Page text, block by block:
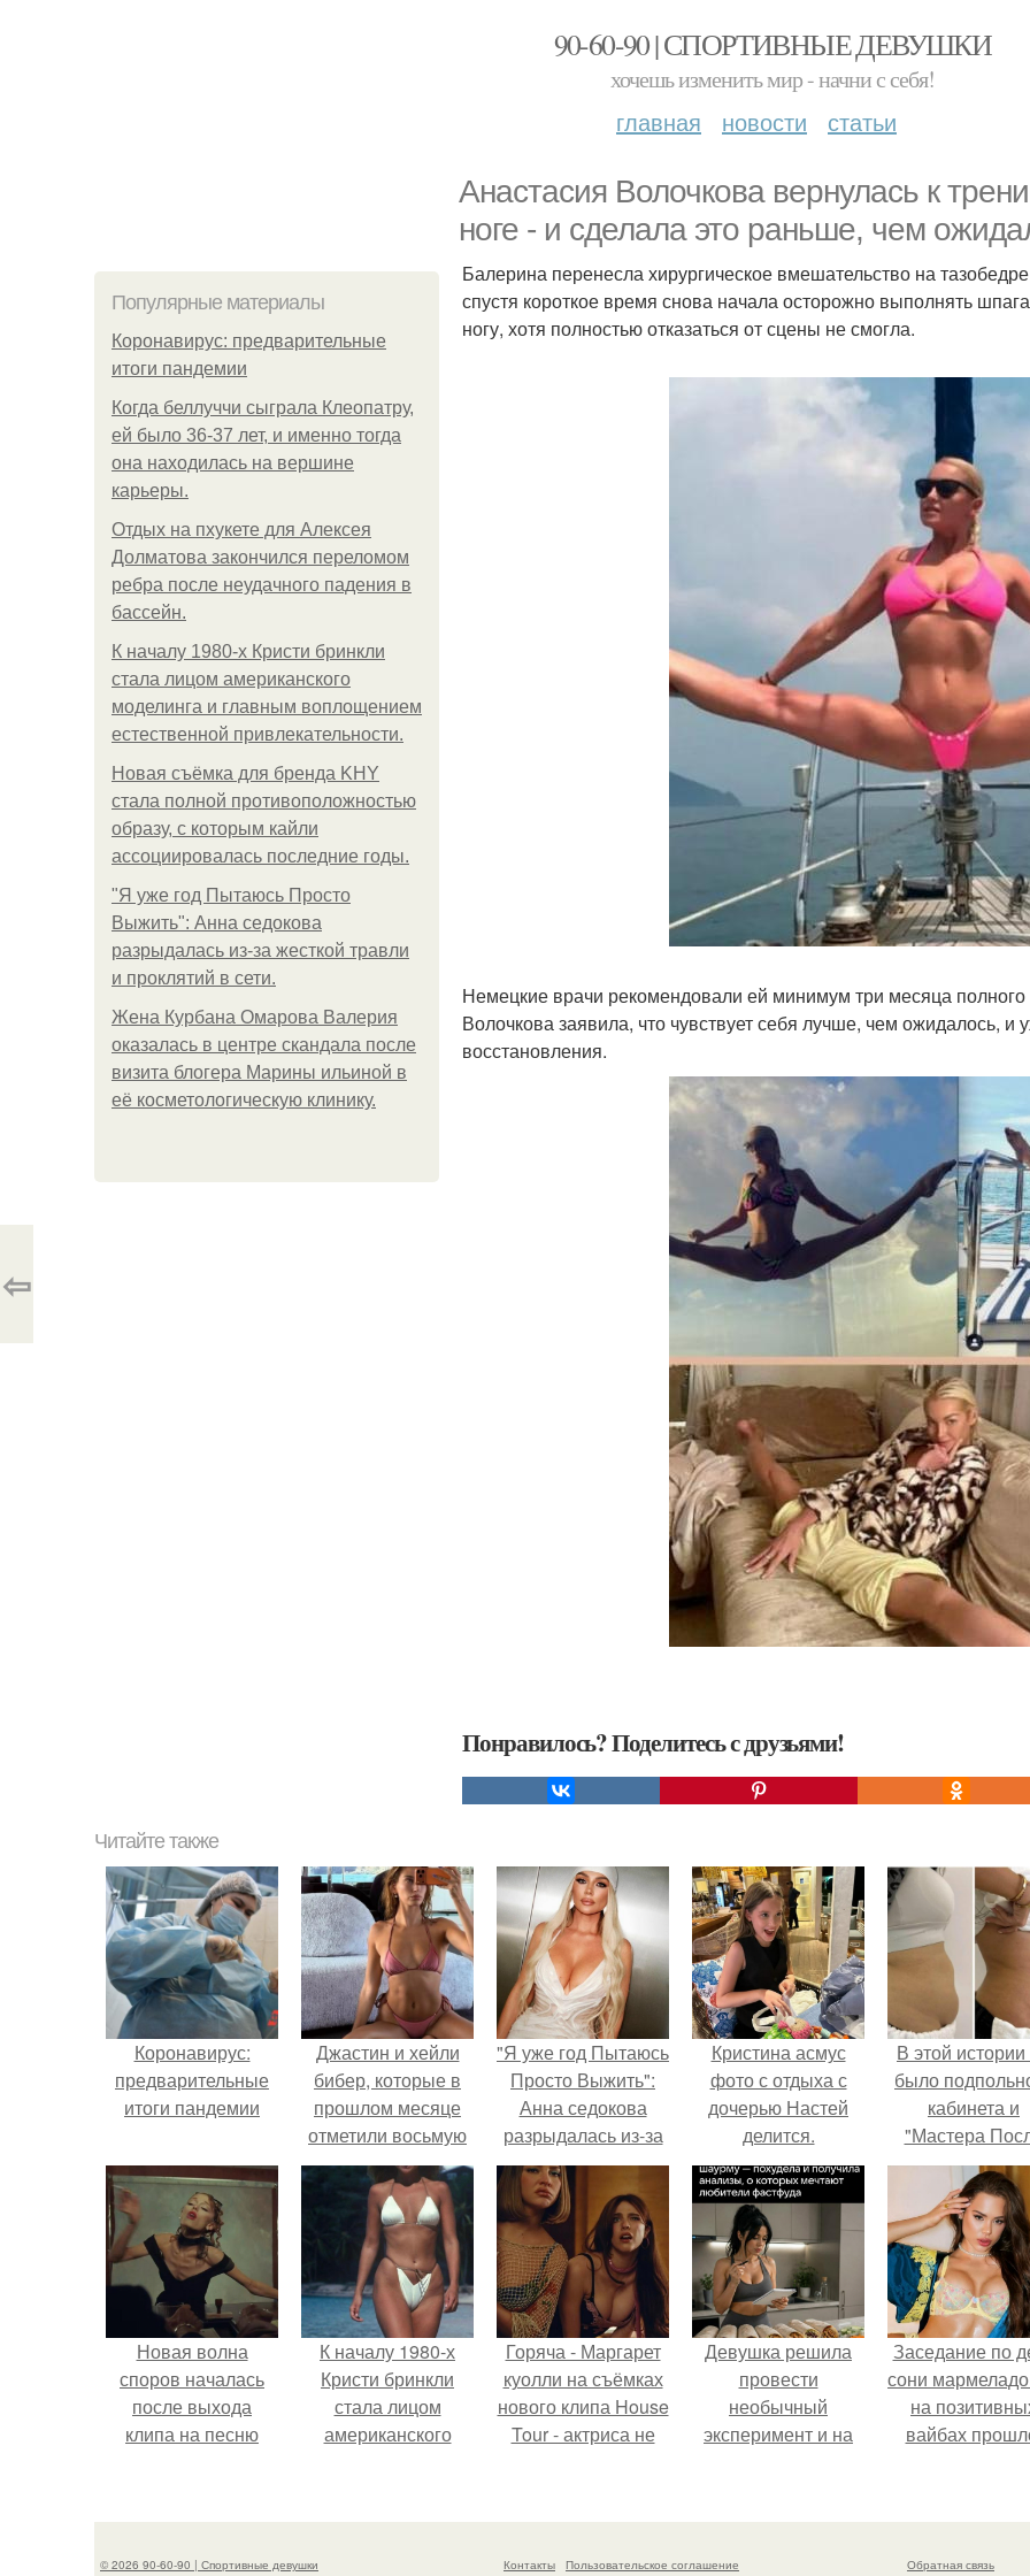
90-60-90 | СПОРТИВНЫЕ ДЕВУШКИ
хочешь изменить мир - начни с себя!
главная новости статьи
Анастасия Волочкова вернулась к
ноге - и сделала это раньше, чем
Популярные материалы
Коронавирус: предварительные
итоги пандемии
Когда беллуччи сыграла Клеопатру,
ей было 36-37 лет, и именно тогда
она находилась на вершине
карьеры.
Отдых на пхукете для Алексея
Долматова закончился переломом
ребра после неудачного падения в
бассейн.
К началу 1980-х Кристи бринкли
стала лицом американского
моделинга и главным воплощением
естественной привлекательности.
Новая съёмка для бренда KHY
стала полной противоположностью
образу, с которым кайли
ассоциировалась последние годы.
"Я уже год Пытаюсь Просто
Выжить": Анна седокова
разрыдалась из-за жесткой травли
и проклятий в сети.
Жена Курбана Омарова Валерия
оказалась в центре скандала после
визита блогера Марины ильиной в
её косметологическую клинику.
Балерина перенесла хирургическое вмешательство на
спустя короткое время снова начала осторожно выполнять
ногу, хотя полностью отказаться от сцены не смогла.
Немецкие врачи рекомендовали ей минимум три месяца полного
Волочкова заявила, что чувствует себя лучше, чем ожидалось,
восстановления.
Понравилось? Поделитесь с друзьями!
⇦
Читайте также
Коронавирус:
предварительные
итоги пандемии
Джастин и хейли
бибер, которые в
прошлом месяце
отметили восьмую
годовщину
помолвки, показали
новые фото с
совместного
отдыха.
"Я уже год Пытаюсь
Просто Выжить":
Анна седокова
разрыдалась из-за
жесткой травли и
проклятий в сети.
Кристина асмус
фото с отдыха с
дочерью Настей
делится.
В этой
было
кабинета и
"Мастера
Курсов".
Новая волна
споров началась
после выхода
клипа на песню
К началу 1980-х
Кристи бринкли
стала лицом
американского
воплощением
Горяча - Маргарет
куолли на съёмках
нового клипа House
Tour - актриса не
выступила в роли
Девушка решила
провести
необычный
эксперимент и на
одной шаурмой.
Заседание по
сони
на
вайбах
© 2026 90-60-90 | Спортивные девушки Контакты Пользовательское соглашение Обратная связь